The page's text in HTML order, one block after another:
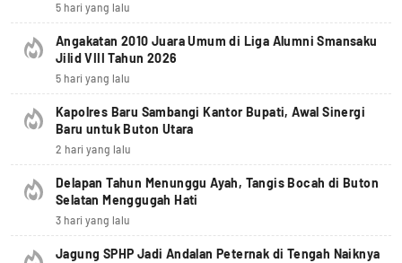
5 hari yang lalu
Angakatan 2010 Juara Umum di Liga Alumni Smansaku
Jilid VIII Tahun 2026
5 hari yang lalu
Kapolres Baru Sambangi Kantor Bupati, Awal Sinergi
Baru untuk Buton Utara
2 hari yang lalu
Delapan Tahun Menunggu Ayah, Tangis Bocah di Buton
Selatan Menggugah Hati
3 hari yang lalu
Jagung SPHP Jadi Andalan Peternak di Tengah Naiknya